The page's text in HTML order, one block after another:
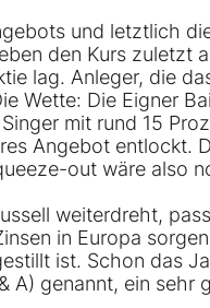
und letztlich
den Kurs zuletzt
lag. Anleger, die
Wette: Die Eigner
mit rund 15
Angebot entlockt.
out wäre also
weiterdreht,
in Europa
ist. Schon das
A) genannt, ein sehr